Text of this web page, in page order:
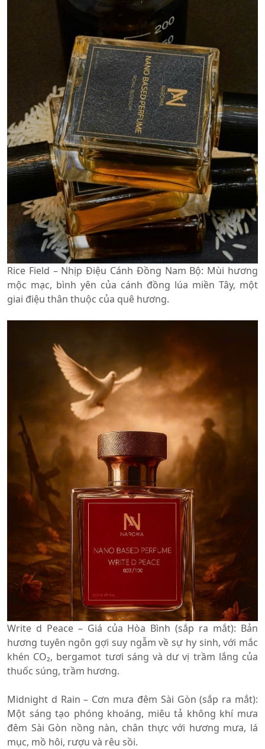
Rice Field – Nhịp Điệu Cánh Đồng Nam Bộ: Mùi hương
mộc mạc, bình yên của cánh đồng lúa miền Tây, một
giai điệu thân thuộc của quê hương.
Write d Peace – Giá của Hòa Bình (sắp ra mắt): Bản
hương tuyên ngôn gợi suy ngẫm về sự hy sinh, với mắc
khén CO₂, bergamot tươi sáng và dư vị trầm lắng của
thuốc súng, trầm hương.
Midnight d Rain – Cơn mưa đêm Sài Gòn (sắp ra mắt):
Một sáng tạo phóng khoáng, miêu tả không khí mưa
đêm Sài Gòn nồng nàn, chân thực với hương mưa, lá
mục, mồ hôi, rượu và rêu sồi.